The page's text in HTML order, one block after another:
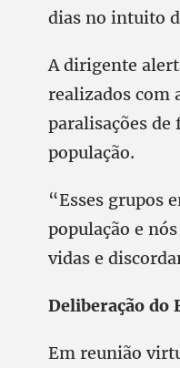
dias no intuito
A dirigente
realizados com
paralisações de
população.
“Esses grupos
população e
vidas e
Deliberação do
Em reunião